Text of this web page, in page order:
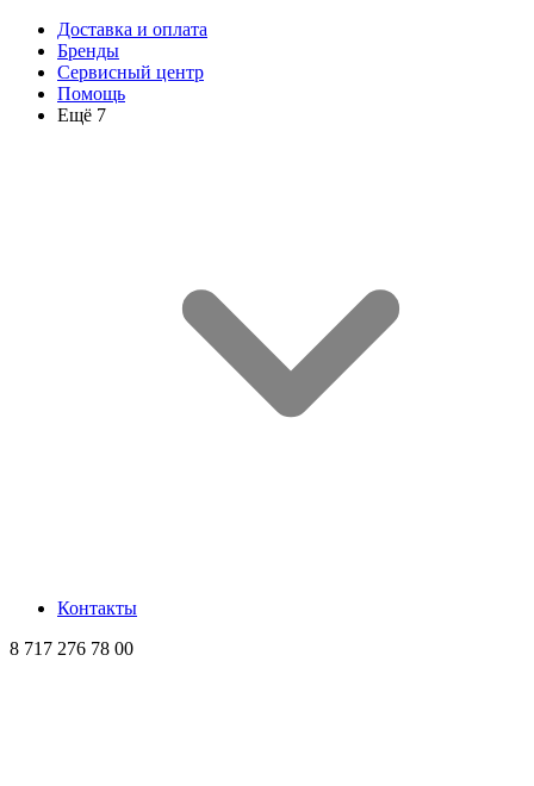
Доставка и оплата
Бренды
Сервисный центр
Помощь
Ещё 7
Контакты
8 717 276 78 00